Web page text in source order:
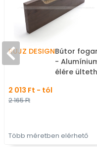
RUJZ DESIGNBútor
-
élére
2 013 Ft - tól
2 165 Ft
Több méretben elérhető